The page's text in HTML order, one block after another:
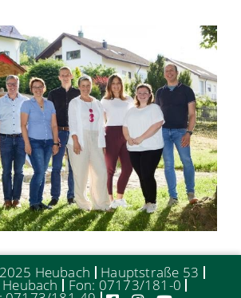
Heubach Hauptstraße 53
Fon: 07173/181-0